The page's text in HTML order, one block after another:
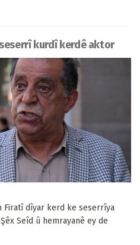
kurdî kerdê aktor
Firatî dîyar kerd ke seserrîya
Seîd û hemrayanê ey de